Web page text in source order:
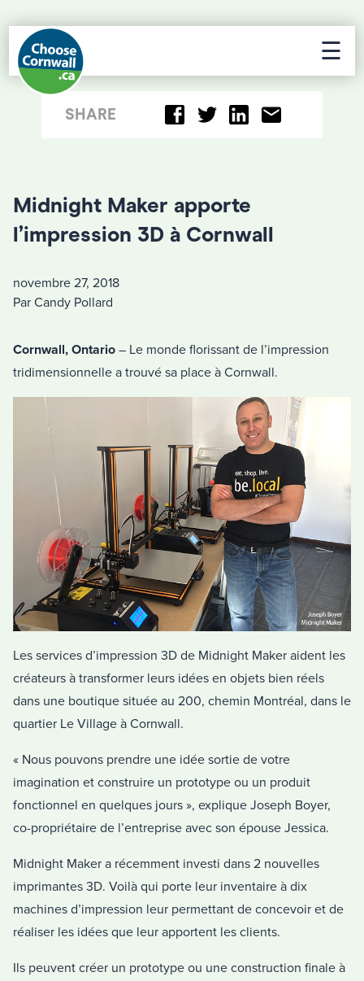
☰
SHARE
Midnight Maker apporte
l’impression 3D à Cornwall
novembre 27, 2018
Par Candy Pollard
Cornwall, Ontario – Le monde florissant de l’impression
tridimensionnelle a trouvé sa place à Cornwall.
Les services d’impression 3D de Midnight Maker aident les
créateurs à transformer leurs idées en objets bien réels
dans une boutique située au 200, chemin Montréal, dans le
quartier Le Village à Cornwall.
« Nous pouvons prendre une idée sortie de votre
imagination et construire un prototype ou un produit
fonctionnel en quelques jours », explique Joseph Boyer,
co-propriétaire de l’entreprise avec son épouse Jessica.
Midnight Maker a récemment investi dans 2 nouvelles
imprimantes 3D. Voilà qui porte leur inventaire à dix
machines d’impression leur permettant de concevoir et de
réaliser les idées que leur apportent les clients.
Ils peuvent créer un prototype ou une construction finale à